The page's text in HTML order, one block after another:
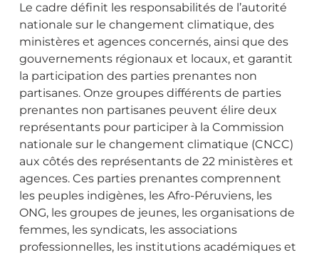
Le cadre définit les responsabilités de l’autorité
nationale sur le changement climatique, des
ministères et agences concernés, ainsi que des
gouvernements régionaux et locaux, et garantit
la participation des parties prenantes non
partisanes. Onze groupes différents de parties
prenantes non partisanes peuvent élire deux
représentants pour participer à la Commission
nationale sur le changement climatique (CNCC)
aux côtés des représentants de 22 ministères et
agences. Ces parties prenantes comprennent
les peuples indigènes, les Afro-Péruviens, les
ONG, les groupes de jeunes, les organisations de
femmes, les syndicats, les associations
professionnelles, les institutions académiques et